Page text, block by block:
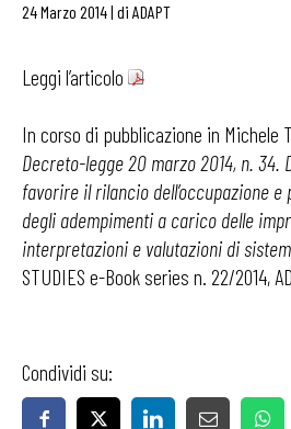
24 Marzo 2014| di ADAPT
Leggi l’articolo
In corso di pubblicazione in Michele
Decreto-legge 20 marzo 2014, n.
favorire il rilancio dell’occupazione
degli adempimenti a carico delle
interpretazioni e valutazioni di
STUDIES e-Book series n. 22/2014,
Condividi su: